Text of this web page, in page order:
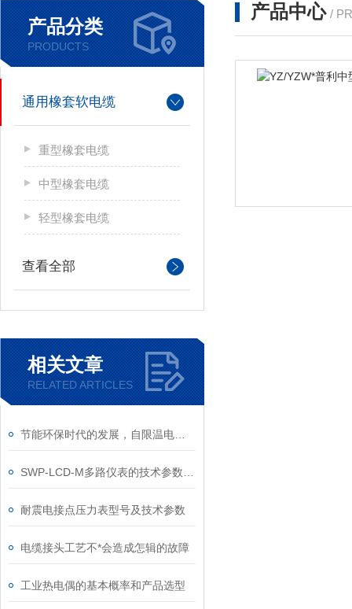
产品分类
PRODUCTS
通用橡套软电缆
重型橡套电缆
中型橡套电缆
轻型橡套电缆
查看全部
相关文章
RELATED ARTICLES
耐震电接点压力表型号及技术参数
电缆接头工艺不*会造成怎辑的故障
工业热电偶的基本概率和产品选型
产品中心 /